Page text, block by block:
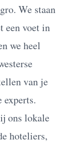
We staan
een voet in
we heel
van je
ons lokale
hoteliers,